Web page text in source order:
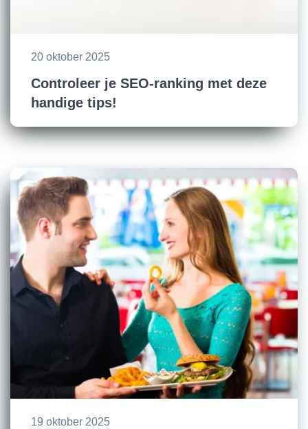
20 oktober 2025
Controleer je SEO-ranking met deze
handige tips!
19 oktober 2025